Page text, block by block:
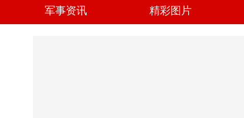
军事资讯 精彩图片